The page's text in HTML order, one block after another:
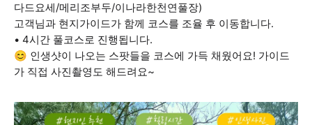
다드요세/메리조부두/이나라한천연풀장)
고객님과 현지가이드가 함께 코스를 조율 후 이동합니다.
• 4시간 풀코스로 진행됩니다.
😊 인생샷이 나오는 스팟들을 코스에 가득 채웠어요! 가이드
가 직접 사진촬영도 해드려요~